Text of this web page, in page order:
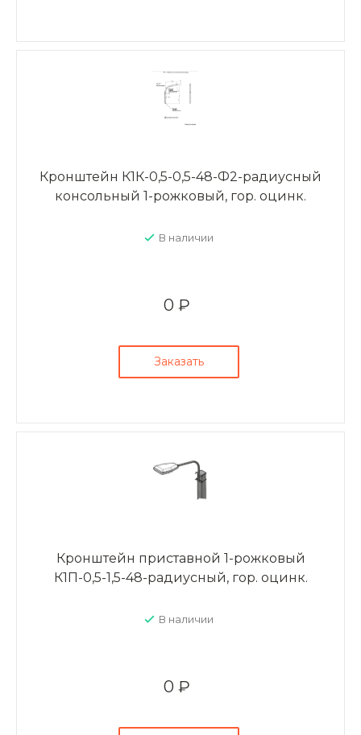
Кронштейн К1К-0,5-0,5-48-Ф2-радиусный
консольный 1-рожковый, гор. оцинк.
В наличии
0 ₽
Заказать
Кронштейн приставной 1-рожковый
К1П-0,5-1,5-48-радиусный, гор. оцинк.
В наличии
0 ₽